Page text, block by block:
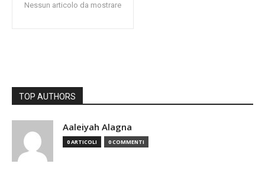
Nessun articolo da mostrare
TOP AUTHORS
Aaleiyah Alagna
0 ARTICOLI 0 COMMENTI